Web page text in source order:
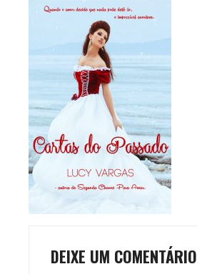
DEIXE UM COMENTÁRIO